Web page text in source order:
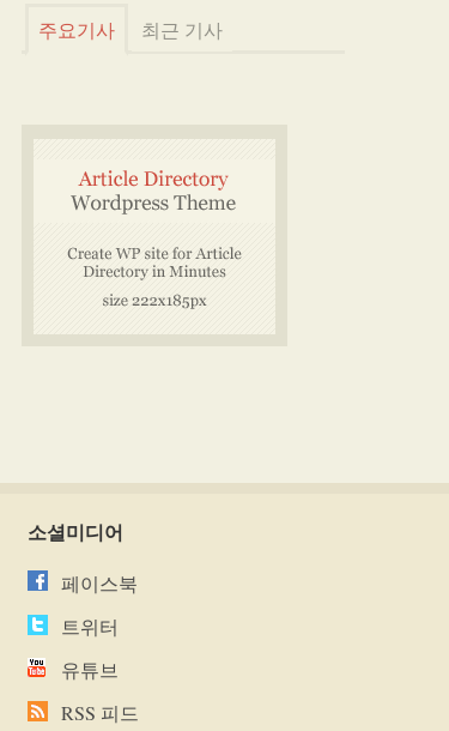
주요기사 최근 기사
소셜미디어
페이스북
트위터
유튜브
RSS 피드